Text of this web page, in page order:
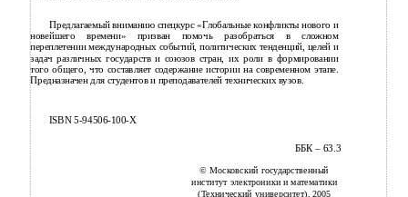
Предлагаемый вниманию спецкурс «Глобальные конфликты нового и
новейшего времени» призван помочь разобраться в сложном
переплетении международных событий, политических тенденций, целей и
задач различных государств и союзов стран, их роли в формировании
того общего, что составляет содержание истории на современном этапе.
Предназначен для студентов и преподавателей технических вузов.
ISBN 5-94506-100-Х
ББК – 63.3
© Московский государственный
институт электроники и математики
(Технический университет), 2005